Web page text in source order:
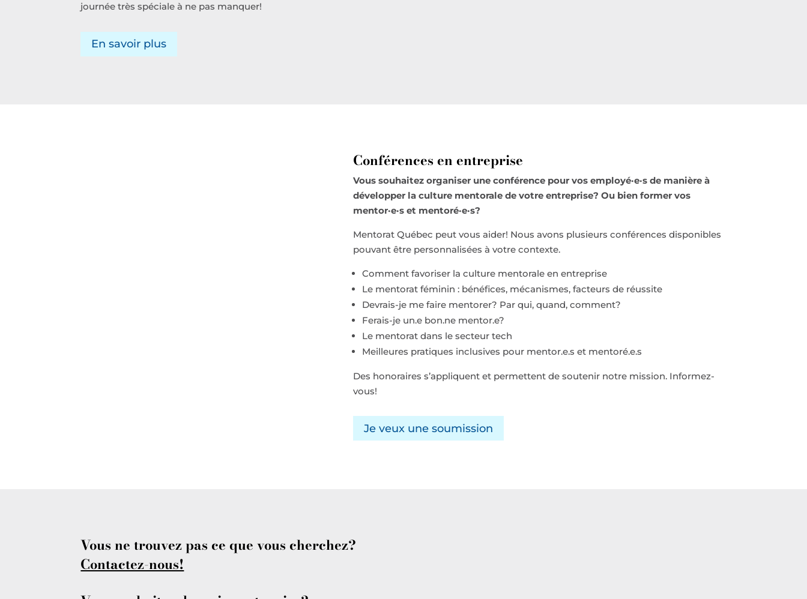
journée très spéciale à ne pas manquer!
En savoir plus
Conférences en entreprise
Vous souhaitez organiser une conférence pour vos employé·e·s de manière à
développer la culture mentorale de votre entreprise? Ou bien former vos
mentor·e·s et mentoré·e·s?
Mentorat Québec peut vous aider! Nous avons plusieurs conférences disponibles
pouvant être personnalisées à votre contexte.
Comment favoriser la culture mentorale en entreprise
Le mentorat féminin : bénéfices, mécanismes, facteurs de réussite
Devrais-je me faire mentorer? Par qui, quand, comment?
Ferais-je un.e bon.ne mentor.e?
Le mentorat dans le secteur tech
Meilleures pratiques inclusives pour mentor.e.s et mentoré.e.s
Des honoraires s’appliquent et permettent de soutenir notre mission. Informez-
vous!
Je veux une soumission
Vous ne trouvez pas ce que vous cherchez?
Contactez-nous!